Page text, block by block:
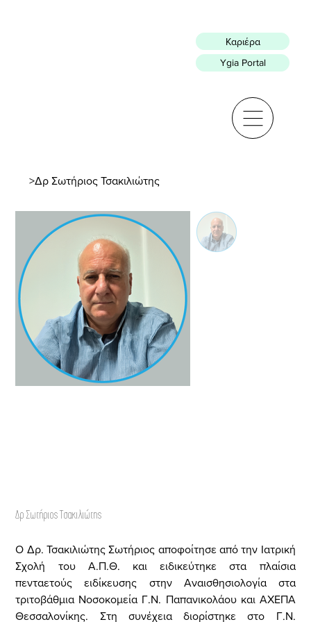
Καριέρα
Ygia Portal
>Δρ Σωτήριος Τσακιλιώτης
Δρ Σωτήριος Τσακιλιώτης
Ο Δρ. Τσακιλιώτης Σωτήριος αποφοίτησε από την Ιατρική
Σχολή του Α.Π.Θ. και ειδικεύτηκε στα πλαίσια
πενταετούς ειδίκευσης στην Αναισθησιολογία στα
τριτοβάθμια Νοσοκομεία Γ.Ν. Παπανικολάου και ΑΧΕΠΑ
Θεσσαλονίκης. Στη συνέχεια διορίστηκε στο Γ.Ν.